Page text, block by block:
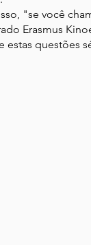
"se você
Erasmus
estas questões